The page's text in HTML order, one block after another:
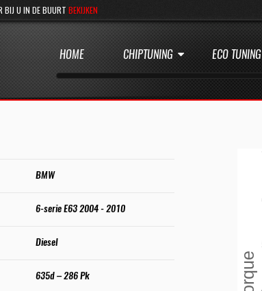
BIJ U IN DE BUURT BEKIJKEN
HOME CHIPTUNING ECO TUNING
BMW
6-serie E63 2004 - 2010
Diesel
635d – 286 Pk